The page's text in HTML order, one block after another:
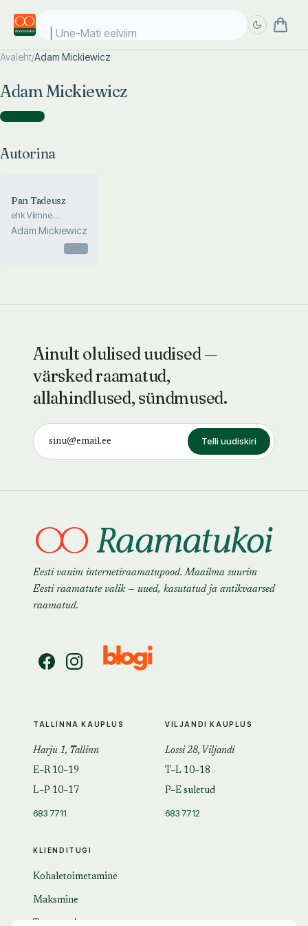
Une-Mati eelviima
Avaleht/Adam Mickiewicz
Adam Mickiewicz
Autorina )
Autorina
Pan Tadeusz
ehk Viimne
kohturetk Leedus.
Šlahta lugu 1811. ja
Adam Mickiewicz
Ainult olulised uudised —
värsked raamatud,
allahindlused, sündmused.
Telli uudiskiri
Eesti vanim internetiraamatupood. Maailma suurim
Eesti raamatute valik — uued, kasutatud ja antikvaarsed
raamatud.
KLIENDITUGI
Kohaletoimetamine
Maksmine
TALLINNA KAUPLUS
Harju 1, Tallinn
E–R 10–19
L–P 10–17
683 7711
VILJANDI KAUPLUS
Lossi 28, Viljandi
T–L 10–18
P–E suletud
683 7712